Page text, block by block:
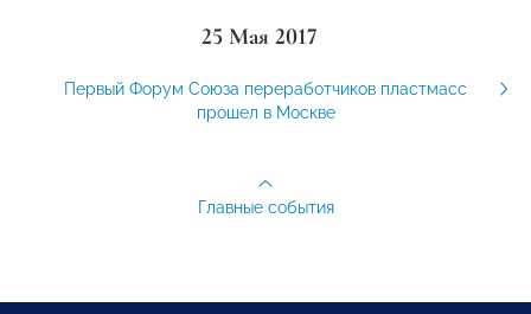
25 Мая 2017
Первый Форум Союза переработчиков пластмасс
прошел в Москве
Главные события